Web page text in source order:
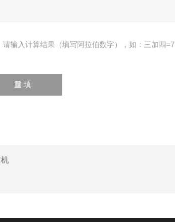
请输入计算结果（填写阿拉伯数字），如：三加四=7